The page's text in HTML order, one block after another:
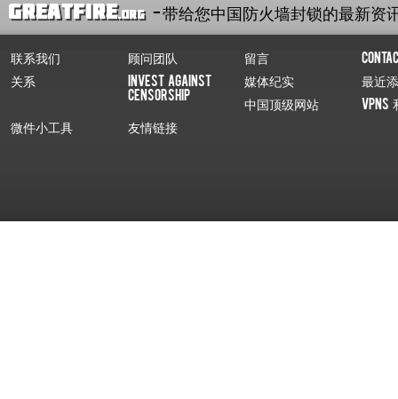
- 带给您中国防火墙封锁的最新资
联系我们 顾问团队 留言
关系
Invest Against
Censorship
媒体纪实
最近
中国顶级网站
VPNs
微件小工具
友情链接